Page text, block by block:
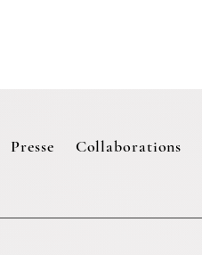
Presse Collaborations